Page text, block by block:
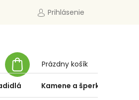
Prihlásenie
KOŠÍK
Prázdny košík
Kamene a šperky